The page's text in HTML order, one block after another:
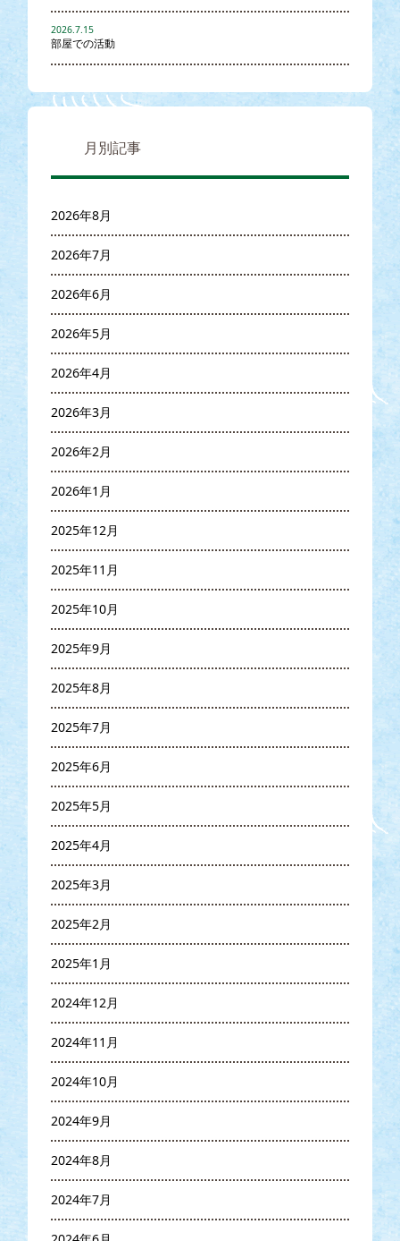
部屋での活動
2026.7.15
月別記事
2026年8月
2026年7月
2026年6月
2026年5月
2026年4月
2026年3月
2026年2月
2026年1月
2025年12月
2025年11月
2025年10月
2025年9月
2025年8月
2025年7月
2025年6月
2025年5月
2025年4月
2025年3月
2025年2月
2025年1月
2024年12月
2024年11月
2024年10月
2024年9月
2024年8月
2024年7月